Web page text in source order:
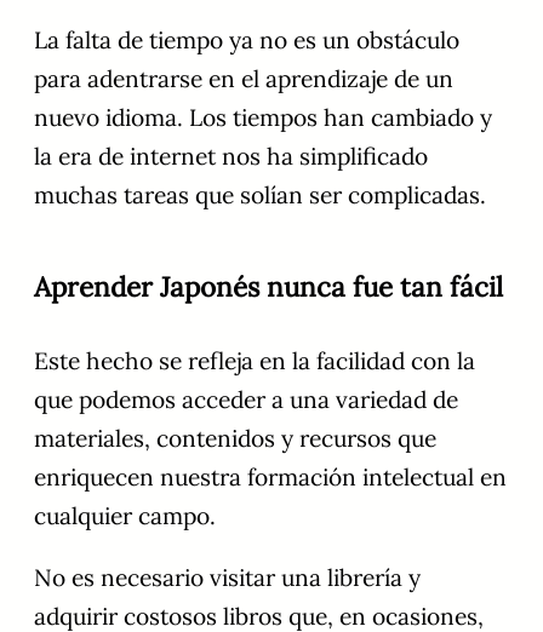
La falta de tiempo ya no es un obstáculo
para adentrarse en el aprendizaje de un
nuevo idioma. Los tiempos han cambiado y
la era de internet nos ha simplificado
muchas tareas que solían ser complicadas.
Aprender Japonés nunca fue tan fácil
Este hecho se refleja en la facilidad con la
que podemos acceder a una variedad de
materiales, contenidos y recursos que
enriquecen nuestra formación intelectual en
cualquier campo.
No es necesario visitar una librería y
adquirir costosos libros que, en ocasiones,